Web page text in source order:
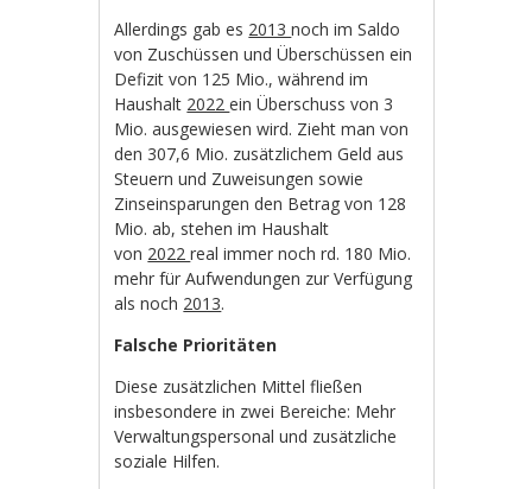
Allerdings gab es 2013noch im Saldo
von Zuschüssen und Überschüssen ein
Defizit von 125 Mio., während im
Haushalt 2022ein Überschuss von 3
Mio. ausgewiesen wird. Zieht man von
den 307,6 Mio. zusätzlichem Geld aus
Steuern und Zuweisungen sowie
Zinseinsparungen den Betrag von 128
Mio. ab, stehen im Haushalt
von 2022real immer noch rd. 180 Mio.
mehr für Aufwendungen zur Verfügung
als noch 2013.
Falsche Prioritäten
Diese zusätzlichen Mittel fließen
insbesondere in zwei Bereiche: Mehr
Verwaltungspersonal und zusätzliche
soziale Hilfen.